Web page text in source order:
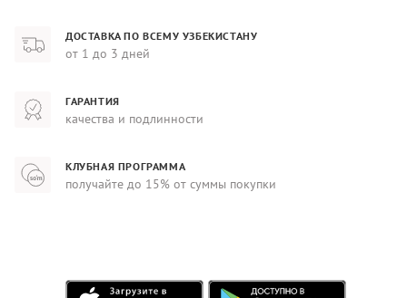
ДОСТАВКА ПО ВСЕМУ УЗБЕКИСТАНУ
от 1 до 3 дней
ГАРАНТИЯ
качества и подлинности
КЛУБНАЯ ПРОГРАММА
получайте до 15% от суммы покупки